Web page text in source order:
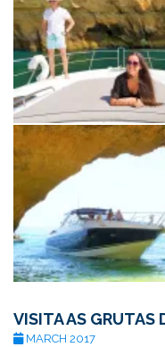
VISITA AS GRUTAS
MARCH 2017